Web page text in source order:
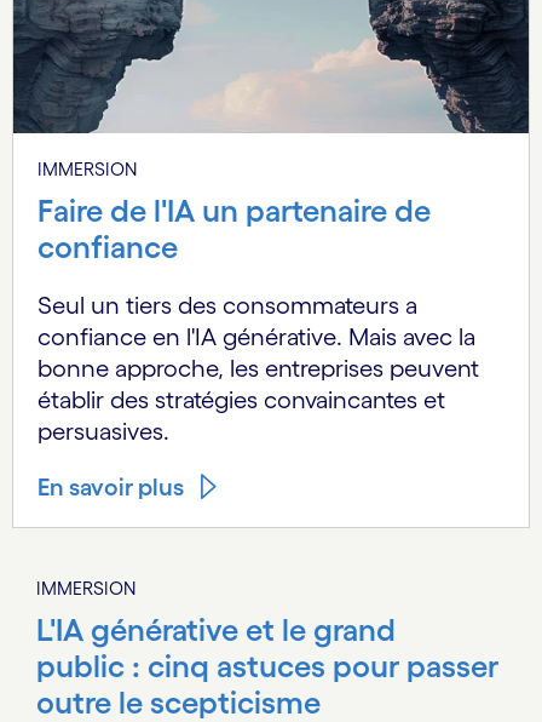
IMMERSION
Faire de l'IA un partenaire de
confiance
Seul un tiers des consommateurs a
confiance en l'IA générative. Mais avec la
bonne approche, les entreprises peuvent
établir des stratégies convaincantes et
persuasives.
En savoir plus
IMMERSION
L'IA générative et le grand
public : cinq astuces pour passer
outre le scepticisme